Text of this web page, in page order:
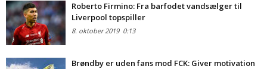
Roberto Firmino: Fra barfodet vandsælger til
Liverpool topspiller
8. oktober 20190:13
Brøndby er uden fans mod FCK: Giver motivation